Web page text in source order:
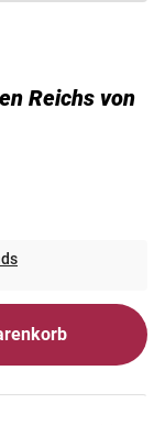
Reichs von